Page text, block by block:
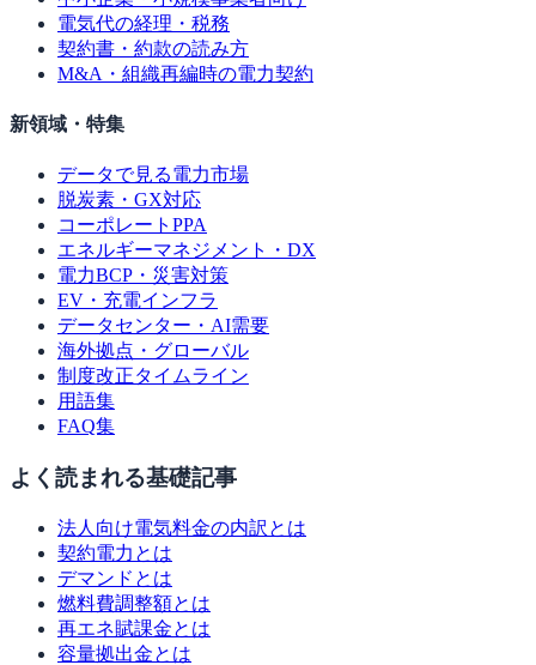
電気代の経理・税務
契約書・約款の読み方
M&A・組織再編時の電力契約
新領域・特集
データで見る電力市場
脱炭素・GX対応
コーポレートPPA
エネルギーマネジメント・DX
電力BCP・災害対策
EV・充電インフラ
データセンター・AI需要
海外拠点・グローバル
制度改正タイムライン
用語集
FAQ集
よく読まれる基礎記事
法人向け電気料金の内訳とは
契約電力とは
デマンドとは
燃料費調整額とは
再エネ賦課金とは
容量拠出金とは